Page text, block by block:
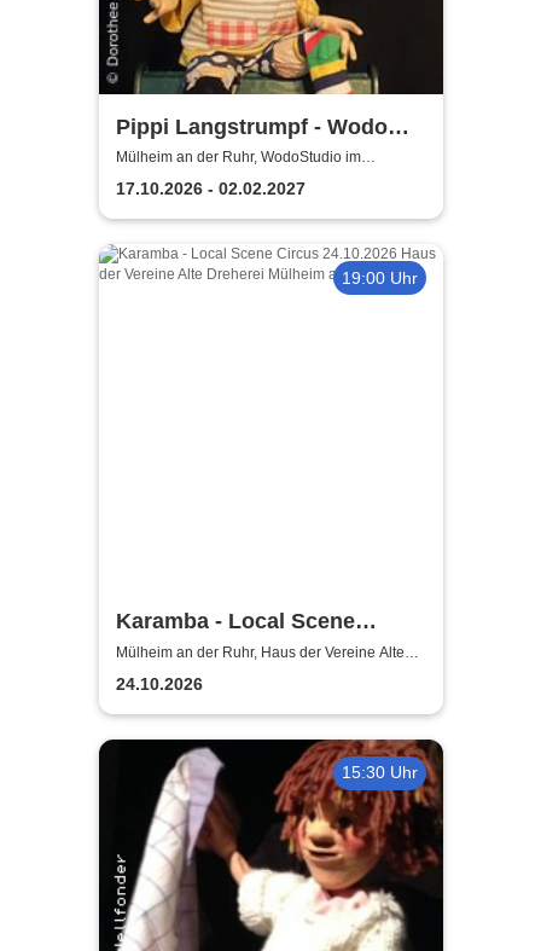
Pippi Langstrumpf - Wodo
Puppenspiel
Mülheim an der Ruhr, WodoStudio im
Ringlokschuppen Ruhr
17.10.2026 - 02.02.2027
19:00 Uhr
Karamba - Local Scene
Circus
Mülheim an der Ruhr, Haus der Vereine Alte
Dreherei Mülheim an der Ruhr
24.10.2026
15:30 Uhr